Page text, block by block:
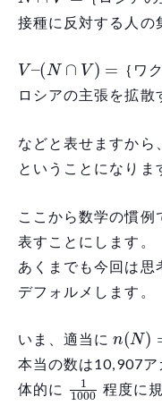
接種に反対する人の
V– ( N∩ V)=
｛ワ
ロシアの主張を拡散
などと表せますから、
ということになりま
ここから数学の慣
表すことにします。
あくまでも今回は思
デフォルメします。
いま、適当に
(N)
本当の数は10,907
体的に
11000
程度に